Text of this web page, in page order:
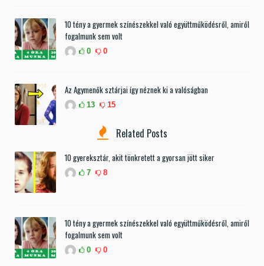
10 tény a gyermek színészekkel való együttműködésről, amiről
fogalmunk sem volt
0 0
Az Agymenők sztárjai így néznek ki a valóságban
13 15
Related Posts
10 gyereksztár, akit tönkretett a gyorsan jött siker
7 8
10 tény a gyermek színészekkel való együttműködésről, amiről
fogalmunk sem volt
0 0